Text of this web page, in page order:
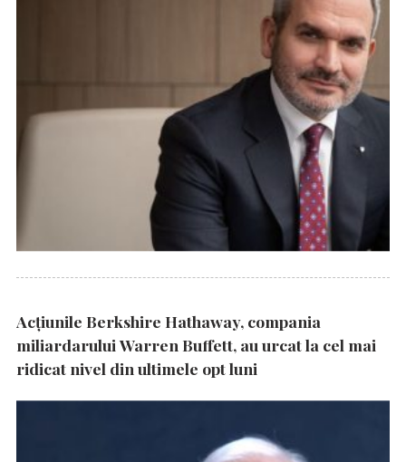
Acțiunile Berkshire Hathaway, compania
miliardarului Warren Buffett, au urcat la cel mai
ridicat nivel din ultimele opt luni